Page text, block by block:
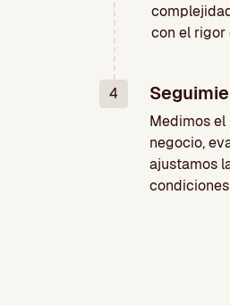
con el rigor
4
Medimos
negocio,
ajustamos